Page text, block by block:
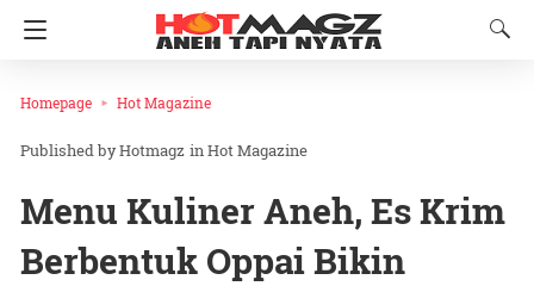
Homepage Hot Magazine
Hotmagz inHot Magazine
Menu Kuliner Aneh, Es Krim
Berbentuk Oppai Bikin